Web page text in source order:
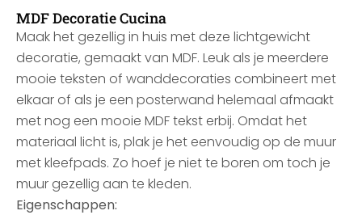
MDF Decoratie Cucina
Maak het gezellig in huis met deze lichtgewicht
decoratie, gemaakt van MDF. Leuk als je meerdere
mooie teksten of wanddecoraties combineert met
elkaar of als je een posterwand helemaal afmaakt
met nog een mooie MDF tekst erbij. Omdat het
materiaal licht is, plak je het eenvoudig op de muur
met kleefpads. Zo hoef je niet te boren om toch je
muur gezellig aan te kleden.
Eigenschappen: